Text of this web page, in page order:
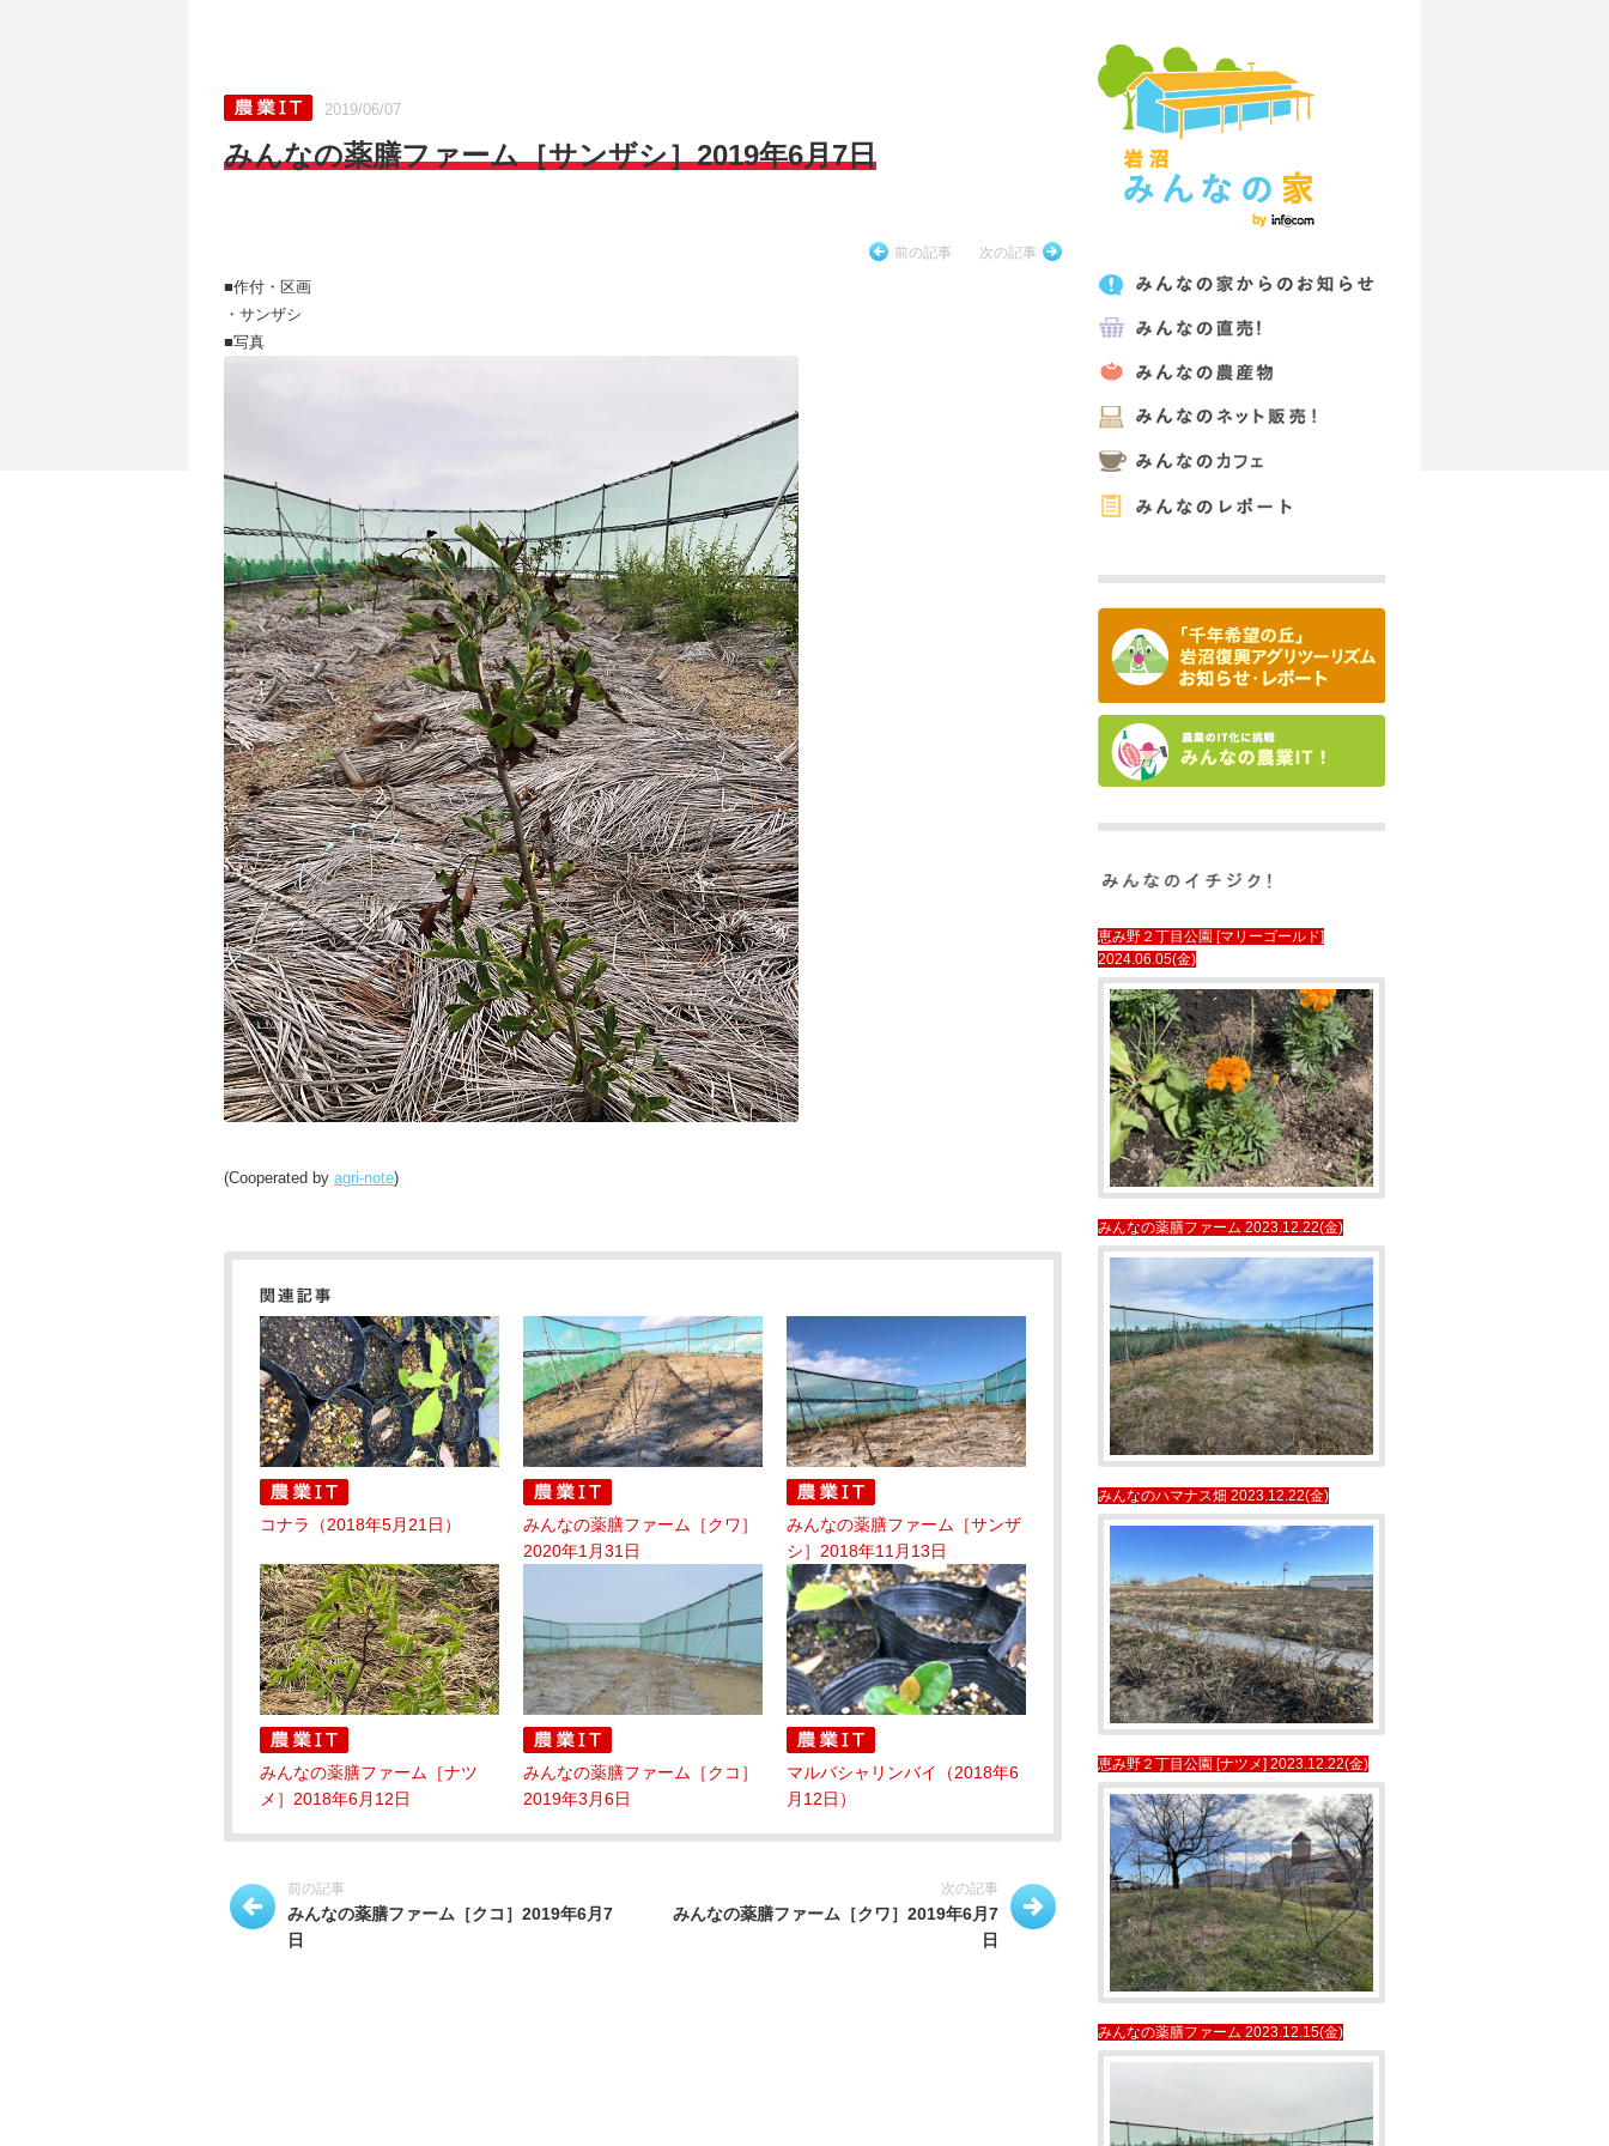
2019/06/07
みんなの薬膳ファーム［サンザシ］2019年6月7日
前の記事 次の記事
■作付・区画
・サンザシ
■写真
(Cooperated by agri-note)
コナラ（2018年5月21日）
みんなの薬膳ファーム［クワ］
2020年1月31日
みんなの薬膳ファーム［サンザ
シ］2018年11月13日
みんなの薬膳ファーム［ナツ
メ］2018年6月12日
みんなの薬膳ファーム［クコ］
2019年3月6日
マルバシャリンバイ（2018年6
月12日）
前の記事
みんなの薬膳ファーム［クコ］2019年6月7
日
次の記事
みんなの薬膳ファーム［クワ］2019年6月7
日
恵み野２丁目公園 [マリーゴールド]
2024.06.05(金)
みんなの薬膳ファーム 2023.12.22(金)
みんなのハマナス畑 2023.12.22(金)
恵み野２丁目公園 [ナツメ] 2023.12.22(金)
みんなの薬膳ファーム 2023.12.15(金)